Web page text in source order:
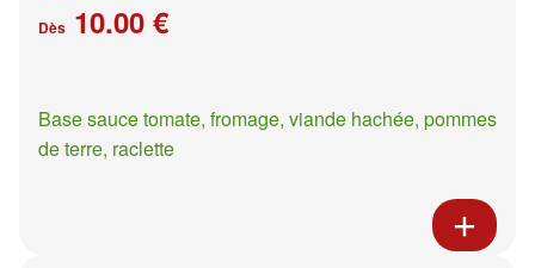
Dès 10.00 €
Base sauce tomate, fromage, viande hachée, pommes
de terre, raclette